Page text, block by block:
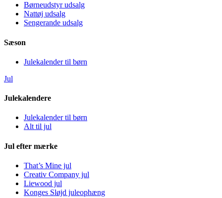
Børneudstyr udsalg
Nattøj udsalg
Sengerande udsalg
Sæson
Julekalender til børn
Jul
Julekalendere
Julekalender til børn
Alt til jul
Jul efter mærke
That’s Mine jul
Creativ Company jul
Liewood jul
Konges Sløjd juleophæng